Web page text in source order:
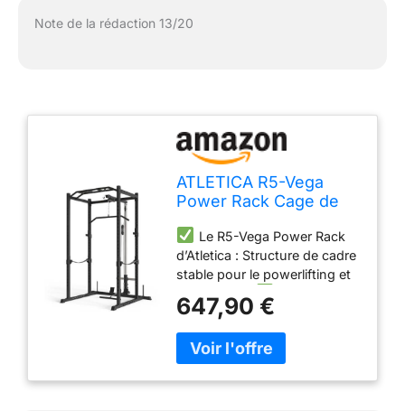
Note de la rédaction 13/20
ATLETICA R5-Vega
Power Rack Cage de
213 cm
Le R5-Vega Power Rack
d’Atletica : Structure de cadre
stable pour le powerlifting et
squat de R5-Vega mesure 118
cm et est donc idéale pour
poser facilement les haltères
olympiques, mais aussi les
barres spéciales avec des
647,90 €